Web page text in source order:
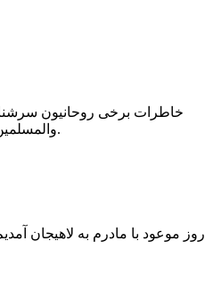
خاطرات برخی روحانیون
والمسلمین شیخ جعفر شجونی، آیت‌الله صادق احسانبخش، آیت‌الله زین العابدین قربانی و شهید آیت‌الله محمدمهدی ربانی املشی در اینجا تجمیع شده است.
روز موعود با مادرم به لاهیجان